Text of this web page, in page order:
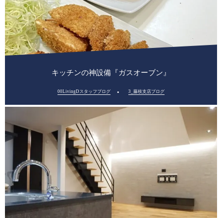
キッチンの神設備『ガスオーブン』
00LivingDスタッフブログ 3_藤枝支店ブログ